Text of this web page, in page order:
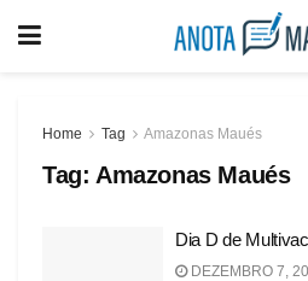
Home Tag Amazonas Maués
Tag: Amazonas Maués
Dia D de
DEZEMBRO 7,